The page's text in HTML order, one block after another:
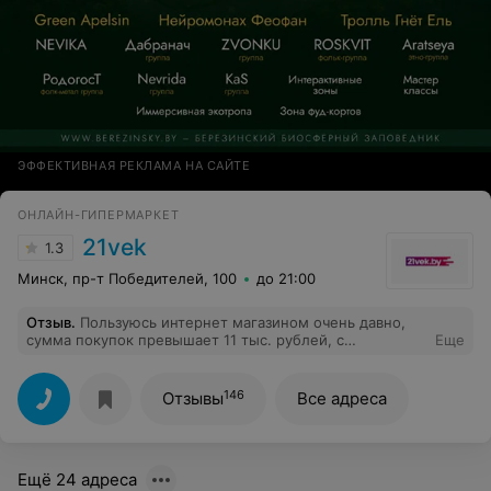
ЭФФЕКТИВНАЯ РЕКЛАМА НА САЙТЕ
ОНЛАЙН-ГИПЕРМАРКЕТ
1.3 21vek
Минск, пр-т Победителей, 100 до 21:00
Отзыв. Пользуюсь интернет магазином очень давно,
сумма покупок превышает 11 тыс. рублей, с
периодически: то перенос заказа на поздние сроки
(частенько бывает), то доставляют товар не тот,
который заказывал, вот и на этот раз — указал в
комментарии на внимательное отношение к
бежевого, которого и на сайте магазина нет, поискал
Еще
Отзывы146 Все адреса
Ещё 24 адреса